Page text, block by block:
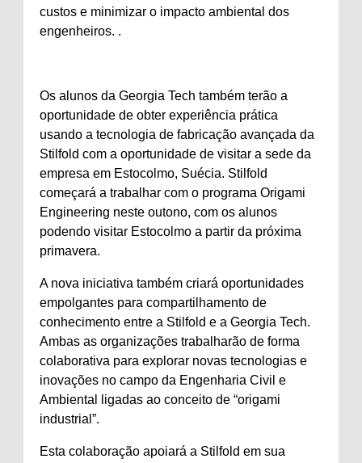
custos e minimizar o impacto ambiental dos
engenheiros. .
Os alunos da Georgia Tech também terão a
oportunidade de obter experiência prática
usando a tecnologia de fabricação avançada da
Stilfold com a oportunidade de visitar a sede da
empresa em Estocolmo, Suécia. Stilfold
começará a trabalhar com o programa Origami
Engineering neste outono, com os alunos
podendo visitar Estocolmo a partir da próxima
primavera.
A nova iniciativa também criará oportunidades
empolgantes para compartilhamento de
conhecimento entre a Stilfold e a Georgia Tech.
Ambas as organizações trabalharão de forma
colaborativa para explorar novas tecnologias e
inovações no campo da Engenharia Civil e
Ambiental ligadas ao conceito de “origami
industrial”.
Esta colaboração apoiará a Stilfold em sua